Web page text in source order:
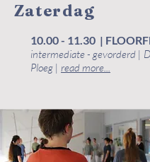
Zaterdag
10.00 - 11.30 |
intermediate - gevorderd |
Ploeg | read more...